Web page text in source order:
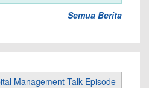
Semua Berita
Management Talk Episode